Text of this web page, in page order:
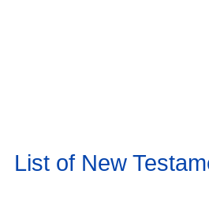
List of New